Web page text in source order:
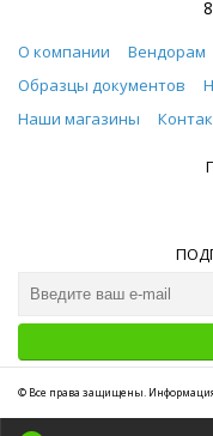
О компании Вендорам
Образцы документов
Наши магазины
© Все права защищены.